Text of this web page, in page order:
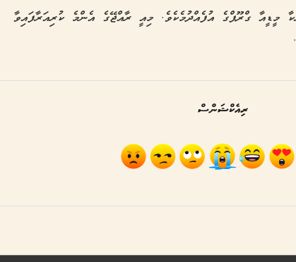
މީޑީއާ ގްރޫޕްގެ އުފެއްދުމެކެވެ. މިއީ ރާއްޖޭގެ އެންމެ ކުރިއަރާފައިވާ
ރިއެކްޝަންސް